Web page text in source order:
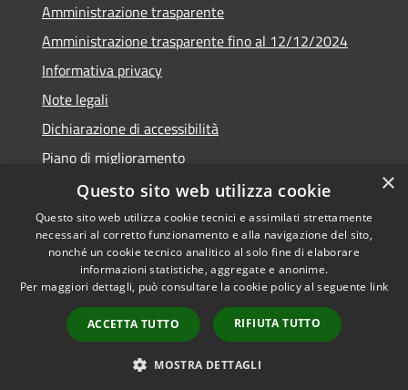
Amministrazione trasparente
Amministrazione trasparente fino al 12/12/2024
Informativa privacy
Note legali
Dichiarazione di accessibilità
Piano di miglioramento
Accessibility
Privacy
Sitemap
Copyright © 2026 • Town of •
Powered byMunicipium
Admin access
×
Questo sito web utilizza cookie
Questo sito web utilizza cookie tecnici e assimilati strettamente
necessari al corretto funzionamento e alla navigazione del sito,
nonché un cookie tecnico analitico al solo fine di elaborare
informazioni statistiche, aggregate e anonime.
Per maggiori dettagli, può consultare la cookie policy al seguente link
ACCETTA TUTTO RIFIUTA TUTTO
MOSTRA DETTAGLI